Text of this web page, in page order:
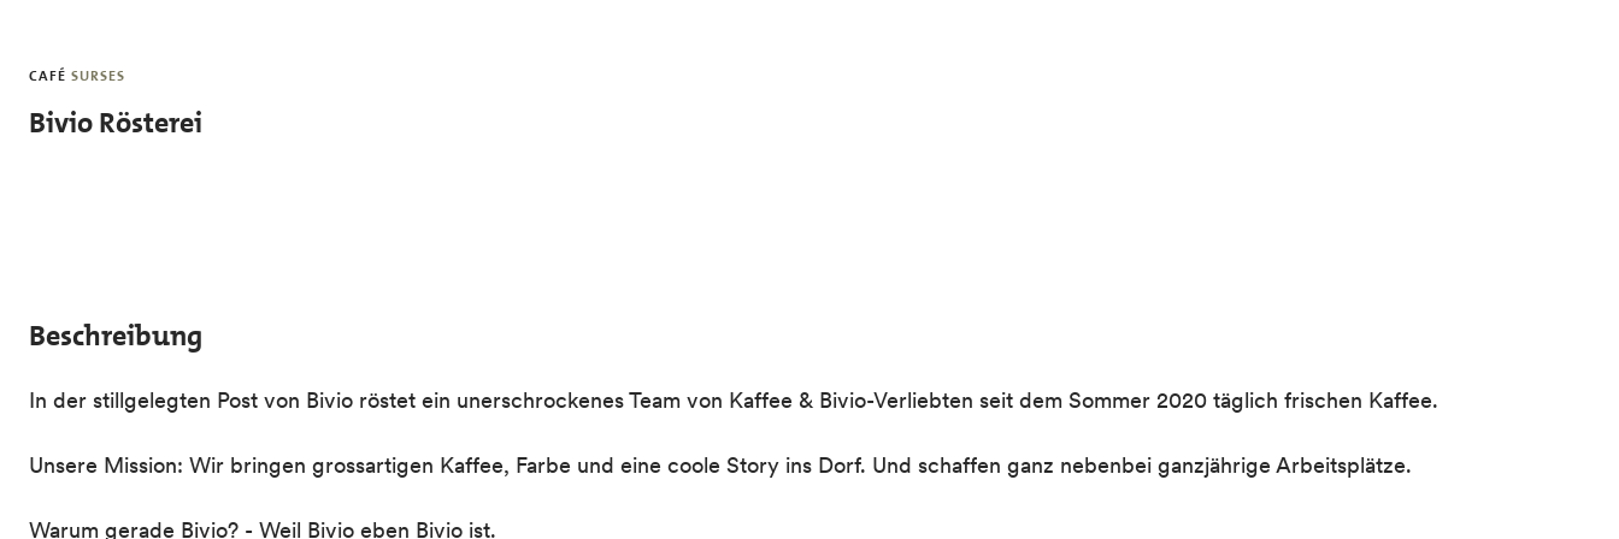
CAFÉ SURSES
Bivio Rösterei
Beschreibung
In der stillgelegten Post von Bivio röstet ein unerschrockenes Team von Kaffee & Bivio-Verliebten seit dem Sommer 2020 täglich frischen Kaffee.
Unsere Mission: Wir bringen grossartigen Kaffee, Farbe und eine coole Story ins Dorf. Und schaffen ganz nebenbei ganzjährige Arbeitsplätze.
Warum gerade Bivio? - Weil Bivio eben Bivio ist.